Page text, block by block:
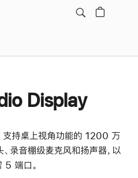
Display
持桌上视角功能的 1200 万
音棚级麦克风和扬声器，以
5 端口。